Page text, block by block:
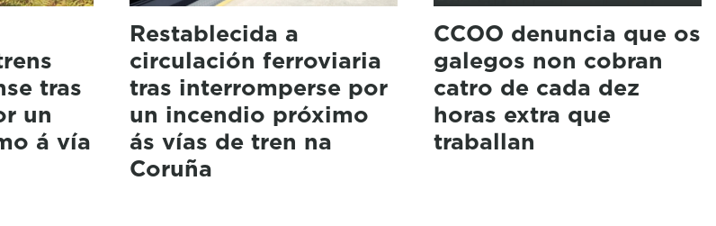
tras
un
á vía
Restablecida a
circulación ferroviaria
tras interromperse por
un incendio próximo
ás vías de tren na
Coruña
CCOO denuncia que os
galegos non cobran
catro de cada dez
horas extra que
traballan